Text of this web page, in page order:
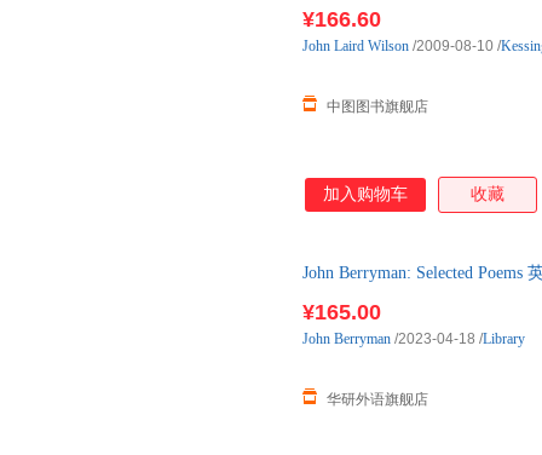
¥166.60
中图图书旗舰店
John Laird Wilson /2009-08-10 /
加入购物车 收藏
John Berryman: Selected
¥165.00
华研外语旗舰店
John Berryman /2023-04-18 /Library